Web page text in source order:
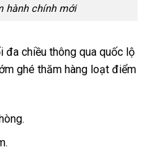
hành chính mới
đa chiều thông qua quốc lộ
ghé thăm hàng loạt điểm